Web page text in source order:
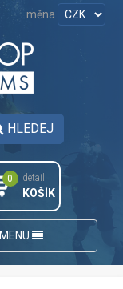
měna
HLEDEJ
0 detail
KOŠÍK
MENU